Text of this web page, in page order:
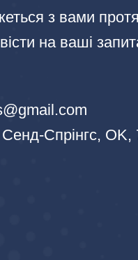
з вами
на ваші
Спрінгс, OK,